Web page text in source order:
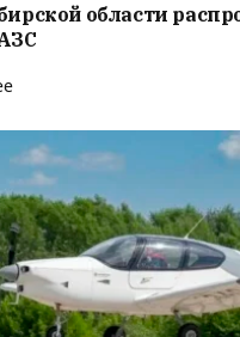
области